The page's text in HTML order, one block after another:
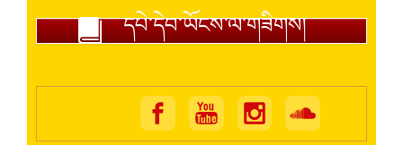
དཔེ་དེབ་ཡོངས་ལ་གཟིགས།